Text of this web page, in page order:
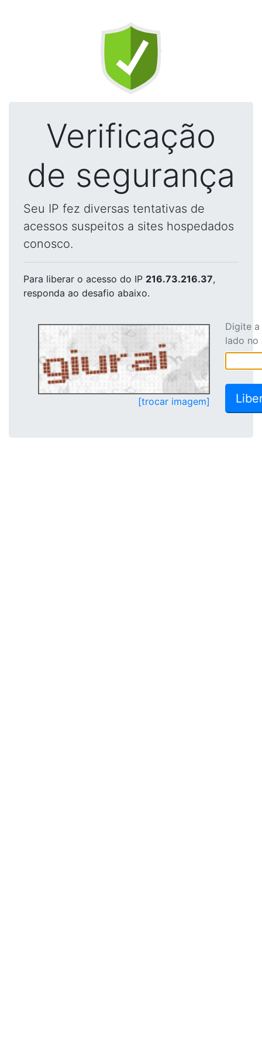
Verificação
de segurança
Seu IP fez diversas tentativas de
acessos suspeitos a sites hospedados
conosco.
Para liberar o acesso do IP 216.73.216.37,
responda ao desafio abaixo.
[trocar imagem]
Digite
lado no